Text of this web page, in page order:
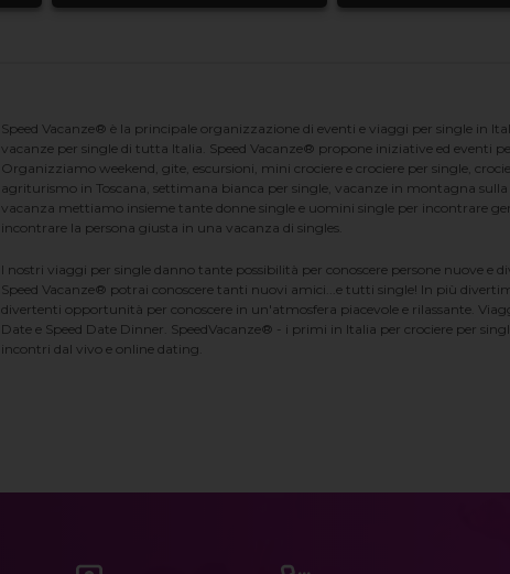
Speed Vacanze® è la principale organizzazione di eventi e viaggi per single in
vacanze per single di tutta Italia. Speed Vacanze® propone iniziative ed eventi
Organizziamo weekend, gite, escursioni, mini crociere e crociere per single,
agriturismo in Toscana, settimana bianca per single, vacanze in montagna
vacanza mettiamo insieme tante donne single e uomini single per incontrare
incontrare la persona giusta in una vacanza di singles.
I nostri viaggi per single danno tante possibilità per conoscere persone nuove e
Speed Vacanze® potrai conoscere tanti nuovi amici...e tutti single! In più
divertenti opportunità per conoscere in un'atmosfera piacevole e rilassante.
Date e Speed Date Dinner. SpeedVacanze® - i primi in Italia per crociere per
incontri dal vivo e online dating.